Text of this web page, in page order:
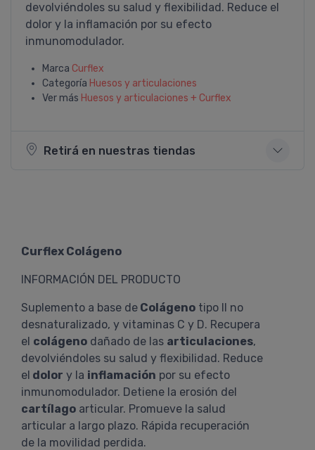
devolviéndoles su salud y flexibilidad. Reduce el
dolor y la inflamación por su efecto
inmunomodulador.
Marca Curflex
Categoría Huesos y articulaciones
Ver más Huesos y articulaciones + Curflex
Retirá en nuestras tiendas
Curflex Colágeno
INFORMACIÓN DEL PRODUCTO
Suplemento a base de Colágeno tipo II no
desnaturalizado, y vitaminas C y D. Recupera
el colágeno dañado de las articulaciones,
devolviéndoles su salud y flexibilidad. Reduce
el dolor y la inflamación por su efecto
inmunomodulador. Detiene la erosión del
cartílago articular. Promueve la salud
articular a largo plazo. Rápida recuperación
de la movilidad perdida.